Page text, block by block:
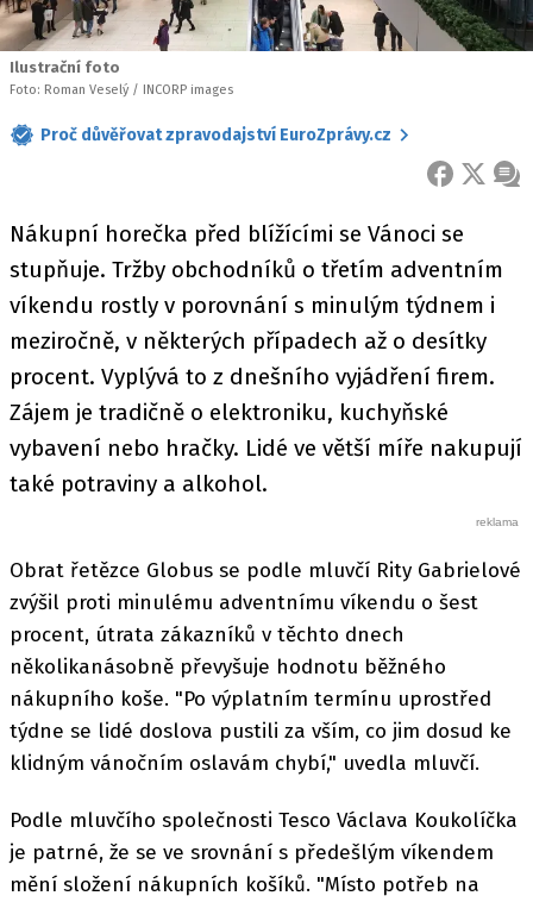
Ilustrační foto
Foto: Roman Veselý / INCORP images
Proč důvěřovat zpravodajství EuroZprávy.cz
FACEBOOK
X
Nákupní horečka před blížícími se Vánoci se
stupňuje. Tržby obchodníků o třetím adventním
víkendu rostly v porovnání s minulým týdnem i
meziročně, v některých případech až o desítky
procent. Vyplývá to z dnešního vyjádření firem.
Zájem je tradičně o elektroniku, kuchyňské
vybavení nebo hračky. Lidé ve větší míře nakupují
také potraviny a alkohol.
Obrat řetězce Globus se podle mluvčí Rity Gabrielové
zvýšil proti minulému adventnímu víkendu o šest
procent, útrata zákazníků v těchto dnech
několikanásobně převyšuje hodnotu běžného
nákupního koše. "Po výplatním termínu uprostřed
týdne se lidé doslova pustili za vším, co jim dosud ke
klidným vánočním oslavám chybí," uvedla mluvčí.
Podle mluvčího společnosti Tesco Václava Koukolíčka
je patrné, že se ve srovnání s předešlým víkendem
mění složení nákupních košíků. "Místo potřeb na